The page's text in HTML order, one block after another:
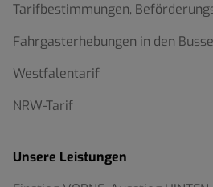
Tarifbestimmungen,
Fahrgasterhebungen in den
Westfalentarif
NRW-Tarif
Unsere Leistungen